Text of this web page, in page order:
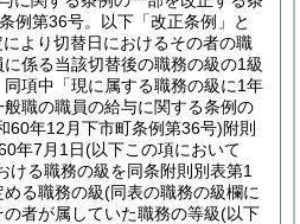
例第36号。以下「改正条例」と
より切替日におけるその者の職
係る当該切替後の職務の級の1級
同項中「現に属する職務の級に1年
職の職員の給与に関する条例の
60年12月下市町条例第36号)附則
年7月1日(以下この項において
ける職務の級を同条附則別表第1
る職務の級(同表の職務の級欄に
者が属していた職務の等級(以下